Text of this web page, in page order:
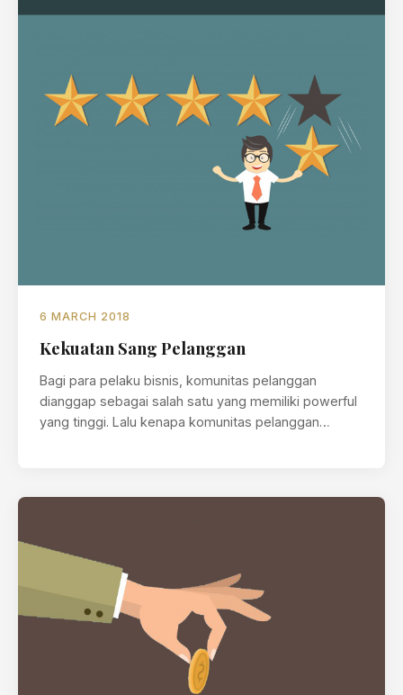
6 MARCH 2018
Kekuatan Sang Pelanggan
Bagi para pelaku bisnis, komunitas pelanggan
dianggap sebagai salah satu yang memiliki powerful
yang tinggi. Lalu kenapa komunitas pelanggan